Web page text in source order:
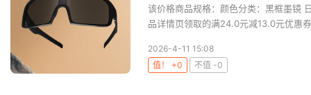
该价格商品规格：颜色分类：黑框墨镜
品详情页领取的满24.0元减13.0元优惠
2026-4-11 15:08
值！ +0
不值 -0